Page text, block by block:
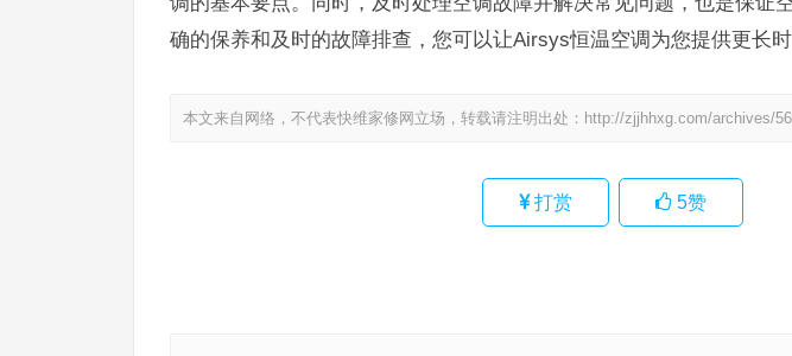
确的保养和及时的故障排查，您可以让Airsys恒温空调为您提供更长时
本文来自网络，不代表快维家修网立场，转载请注明出处： http://zjjhhxg.com/archives/
打赏 5赞